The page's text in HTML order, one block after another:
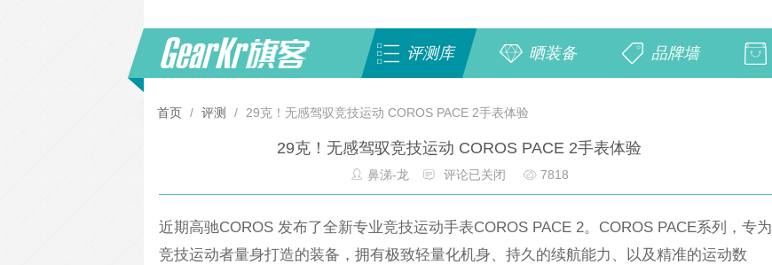
评测库 晒装备 品牌墙
首页 / 评测 / 29克！无感驾驭竞技运动 COROS PACE 2手表体验
29克！无感驾驭竞技运动 COROS PACE 2手表体验
鼻涕-龙 评论已关闭 7818
近期高驰COROS 发布了全新专业竞技运动手表COROS PACE 2。COROS PACE系列，专为
竞技运动者量身打造的装备，拥有极致轻量化机身、持久的续航能力、以及精准的运动数